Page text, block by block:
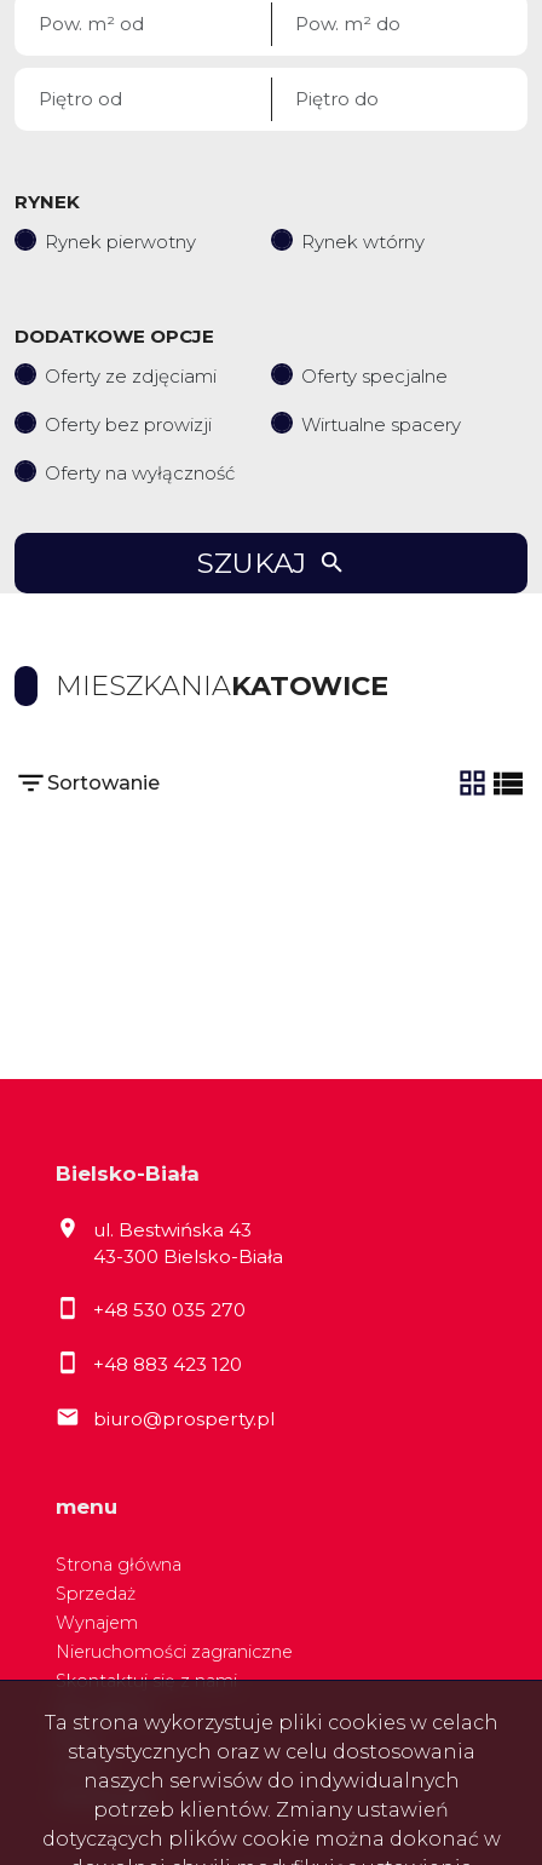
RYNEK
Rynek pierwotny
Rynek wtórny
DODATKOWE OPCJE
Oferty ze zdjęciami
Oferty specjalne
Oferty bez prowizji Wirtualne spacery
Oferty na wyłączność
SZUKAJ
MIESZKANIAKATOWICE
Sortowanie
tabela
Bielsko-Biała
ul. Bestwińska 43
43-300 Bielsko-Biała
+48 530 035 270
+48 883 423 120
biuro@prosperty.pl
menu
Strona główna
Sprzedaż
Wynajem
Nieruchomości zagraniczne
Skontaktuj się z nami
Rodo
Referencje
Ta strona wykorzystuje pliki cookies w celach
statystycznych oraz w celu dostosowania
naszych serwisów do indywidualnych
potrzeb klientów. Zmiany ustawień
dotyczących plików cookie można dokonać w